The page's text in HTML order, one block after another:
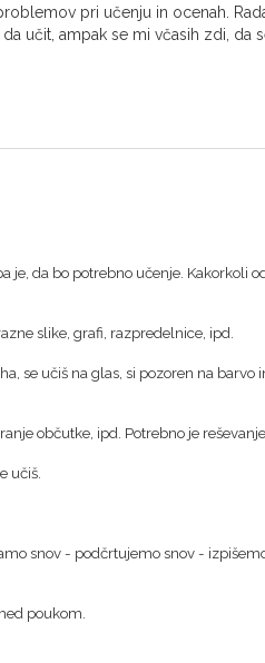
pri učenju in ocenah.
učit, ampak se mi včasih zdi, da
je, da bo potrebno učenje. Kakorkoli
slike, grafi, razpredelnice, ipd.
se učiš na glas, si pozoren na barvo
občutke, ipd. Potrebno je reševanje
učiš.
snov - podčrtujemo snov -
poukom.